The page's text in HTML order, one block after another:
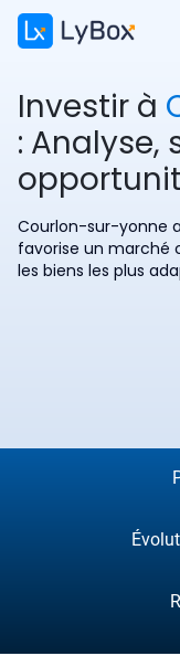
Investir à
: Analyse,
Courlon-sur-yonne
favorise un marché
les biens les plus